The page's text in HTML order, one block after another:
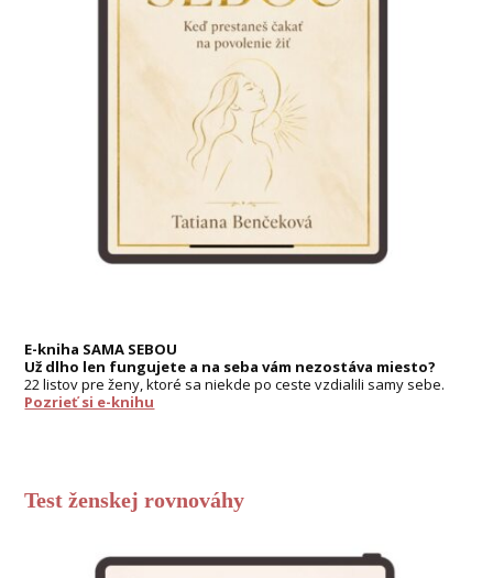
E-kniha SAMA SEBOU
Už dlho len fungujete a na seba vám nezostáva miesto?
22 listov pre ženy, ktoré sa niekde po ceste vzdialili samy sebe.
Pozrieť si e-knihu
Test ženskej rovnováhy